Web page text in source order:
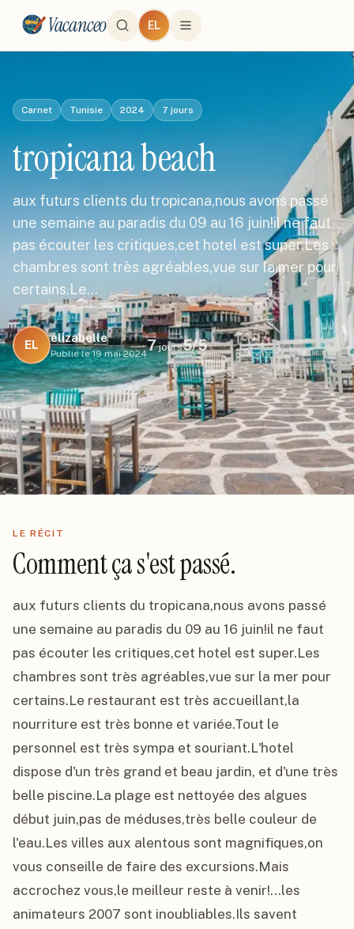
Vacanceo EL
Carnet Tunisie 2024 7 jours
tropicana beach
aux futurs clients du tropicana,nous avons passé
une semaine au paradis du 09 au 16 juin!il ne faut
pas écouter les critiques,cet hotel est super.Les
chambres sont très agréables,vue sur la mer pour
certains.Le…
EL
elizabelle
Publié le 19 mai 2024
7jours5/5
LE RÉCIT
Comment ça s'est passé.
aux futurs clients du tropicana,nous avons passé
une semaine au paradis du 09 au 16 juin!il ne faut
pas écouter les critiques,cet hotel est super.Les
chambres sont très agréables,vue sur la mer pour
certains.Le restaurant est très accueillant,la
nourriture est très bonne et variée.Tout le
personnel est très sympa et souriant.L'hotel
dispose d'un très grand et beau jardin, et d'une très
belle piscine.La plage est nettoyée des algues
début juin,pas de méduses,très belle couleur de
l'eau.Les villes aux alentous sont magnifiques,on
vous conseille de faire des excursions.Mais
accrochez vous,le meilleur reste à venir!...les
animateurs 2007 sont inoubliables.Ils savent